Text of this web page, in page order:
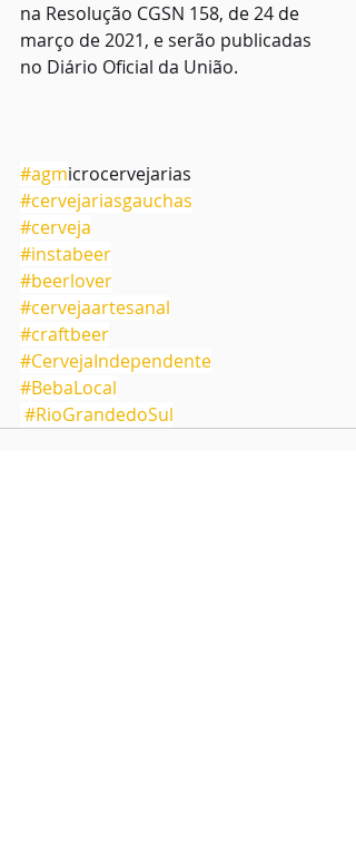
na Resolução CGSN 158, de 24 de
março de 2021, e serão publicadas
no Diário Oficial da União.
#agmicrocervejarias
#cervejariasgauchas
#cerveja
#instabeer
#beerlover
#cervejaartesanal
#craftbeer
#CervejaIndependente
#BebaLocal
#RioGrandedoSul